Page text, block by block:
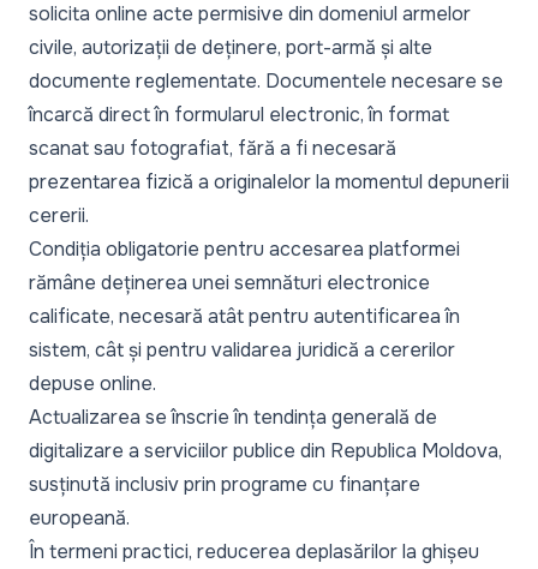
solicita online acte permisive din domeniul armelor
civile, autorizații de deținere, port-armă și alte
documente reglementate. Documentele necesare se
încarcă direct în formularul electronic, în format
scanat sau fotografiat, fără a fi necesară
prezentarea fizică a originalelor la momentul depunerii
cererii.
Condiția obligatorie pentru accesarea platformei
rămâne deținerea unei semnături electronice
calificate, necesară atât pentru autentificarea în
sistem, cât și pentru validarea juridică a cererilor
depuse online.
Actualizarea se înscrie în tendința generală de
digitalizare a serviciilor publice din Republica Moldova,
susținută inclusiv prin programe cu finanțare
europeană.
În termeni practici, reducerea deplasărilor la ghișeu